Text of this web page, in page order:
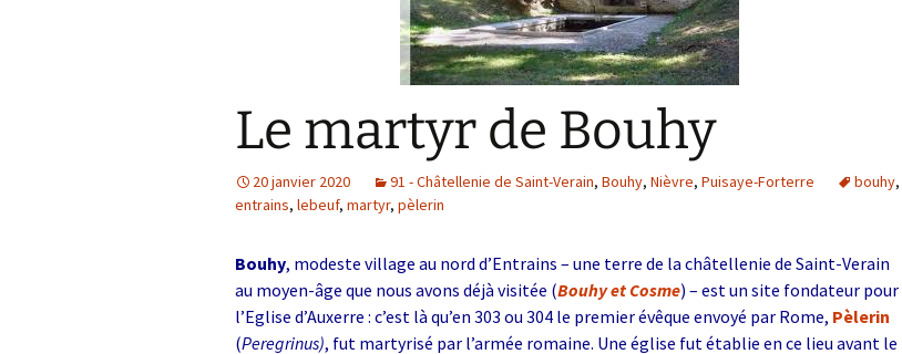
Baronnie de Saint-Verain
Comté de Gien
Le martyr de Bouhy
20 janvier 2020 91 - Châtellenie de Saint-Verain, Bouhy, Nièvre, Puisaye-Forterre bouhy,
entrains, lebeuf, martyr, pèlerin
Bouhy, modeste village au nord d’Entrains – une terre de la châtellenie de Saint-Verain
au moyen-âge que nous avons déjà visitée (Bouhy et Cosme) – est un site fondateur pour
l’Eglise d’Auxerre : c’est là qu’en 303 ou 304 le premier évêque envoyé par Rome, Pèlerin
(Peregrinus), fut martyrisé par l’armée romaine. Une église fut établie en ce lieu avant le